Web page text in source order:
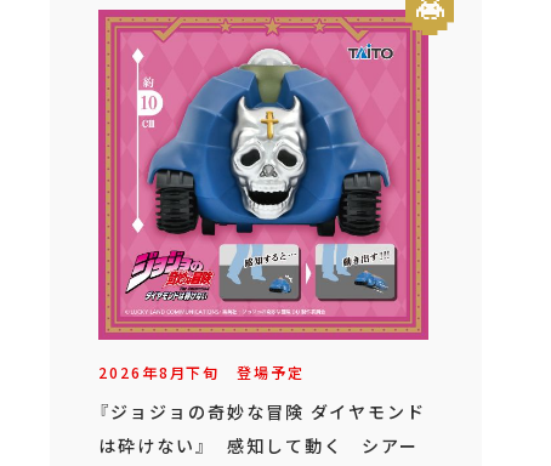
2026年8月下旬 登場予定
『ジョジョの奇妙な冒険 ダイヤモンド
は砕けない』 感知して動く シアー